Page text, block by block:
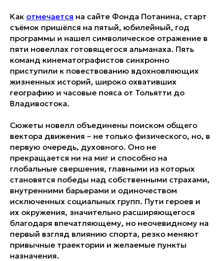
Как отмечается на сайте Фонда Потанина, старт
съёмок пришёлся на пятый, юбилейный, год
программы и нашел символическое отражение в
пяти новеллах готовящегося альманаха. Пять
команд кинематографистов синхронно
приступили к повествованию вдохновляющих
жизненных историй, широко охвативших
географию и часовые пояса от Тольятти до
Владивостока.
Сюжеты новелл объединены поиском общего
вектора движения – не только физического, но, в
первую очередь, духовного. Оно не
прекращается ни на миг и способно на
глобальные свершения, главными из которых
становятся победы над собственными страхами,
внутренними барьерами и одиночеством
исключенных социальных групп. Пути героев и
их окружения, значительно расширяющегося
благодаря впечатляющему, но неочевидному на
первый взгляд влиянию спорта, резко меняют
привычные траектории и желаемые пункты
назначения.